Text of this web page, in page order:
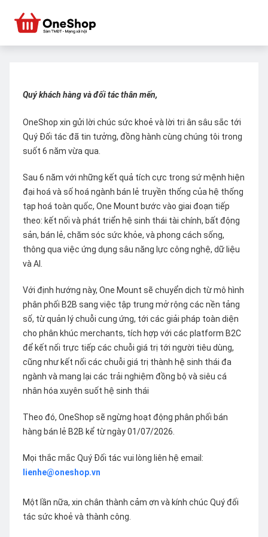
Quý khách hàng và đối tác thân mến,
OneShop xin gửi lời chúc sức khoẻ và lời tri ân sâu sắc tới
Quý Đối tác đã tin tưởng, đồng hành cùng chúng tôi trong
suốt 6 năm vừa qua.
Sau 6 năm với những kết quả tích cực trong sứ mệnh hiện
đại hoá và số hoá ngành bán lẻ truyền thống của hệ thống
tạp hoá toàn quốc, One Mount bước vào giai đoạn tiếp
theo: kết nối và phát triển hệ sinh thái tài chính, bất động
sản, bán lẻ, chăm sóc sức khỏe, và phong cách sống,
thông qua việc ứng dụng sâu năng lực công nghệ, dữ liệu
và AI.
Với định hướng này, One Mount sẽ chuyển dịch từ mô hình
phân phối B2B sang việc tập trung mở rộng các nền tảng
số, từ quản lý chuỗi cung ứng, tới các giải pháp toàn diện
cho phân khúc merchants, tích hợp với các platform B2C
để kết nối trực tiếp các chuỗi giá trị tới người tiêu dùng,
cũng như kết nối các chuỗi giá trị thành hệ sinh thái đa
ngành và mang lại các trải nghiệm đồng bộ và siêu cá
nhân hóa xuyên suốt hệ sinh thái
Theo đó, OneShop sẽ ngừng hoạt động phân phối bán
hàng bán lẻ B2B kể từ ngày 01/07/2026.
Mọi thắc mắc Quý Đối tác vui lòng liên hệ email:
lienhe@oneshop.vn
Một lần nữa, xin chân thành cảm ơn và kính chúc Quý đối
tác sức khoẻ và thành công.